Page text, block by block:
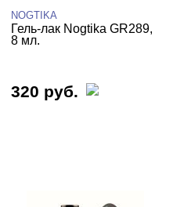
NOGTIKA
Гель-лак Nogtika GR289,
8 мл.
320 руб.